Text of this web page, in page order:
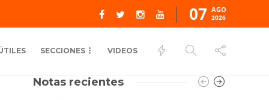
07 AGO
2026
SECCIONES VIDEOS
Notas recientes